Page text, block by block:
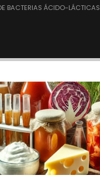
BACTERIAS ÁCIDO-LÁCTICAS